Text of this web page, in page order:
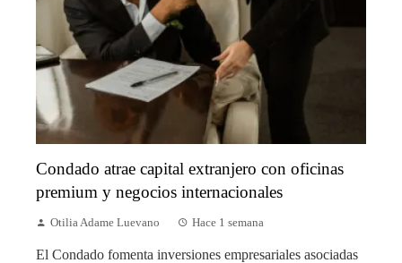
Condado atrae capital extranjero con oficinas
premium y negocios internacionales
Otilia Adame Luevano Hace 1 semana
El Condado fomenta inversiones empresariales asociadas